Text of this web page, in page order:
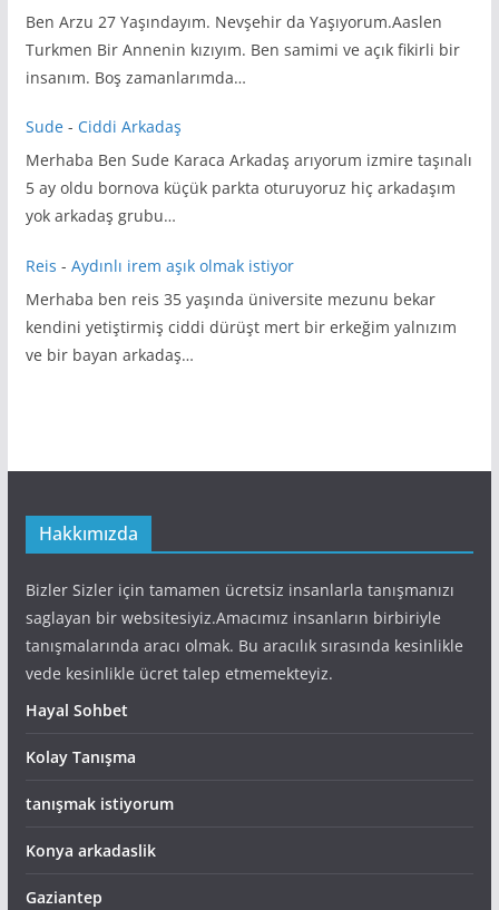
Ben Arzu 27 Yaşındayım. Nevşehir da Yaşıyorum.Aaslen
Turkmen Bir Annenin kızıyım. Ben samimi ve açık fikirli bir
insanım. Boş zamanlarımda…
Sude- Ciddi Arkadaş
Merhaba Ben Sude Karaca Arkadaş arıyorum izmire taşınalı
5 ay oldu bornova küçük parkta oturuyoruz hiç arkadaşım
yok arkadaş grubu…
Reis - Aydınlı irem aşık olmak istiyor
Merhaba ben reis 35 yaşında üniversite mezunu bekar
kendini yetiştirmiş ciddi dürüşt mert bir erkeğim yalnızım
ve bir bayan arkadaş…
Hakkımızda
Bizler Sizler için tamamen ücretsiz insanlarla tanışmanızı
saglayan bir websitesiyiz.Amacımız insanların birbiriyle
tanışmalarında aracı olmak. Bu aracılık sırasında kesinlikle
vede kesinlikle ücret talep etmemekteyiz.
Hayal Sohbet
Kolay Tanışma
tanışmak istiyorum
Konya arkadaslik
Gaziantep